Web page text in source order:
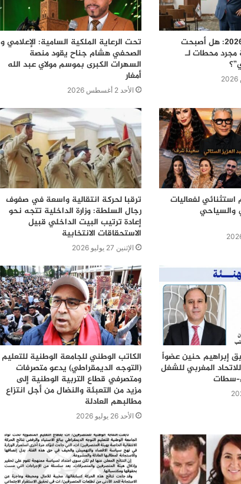
معركة 23 شتنبر 2026: هل أصبحت
مجرد محطات لـ
تحت الرعاية الملكية السامية: الإعلامي و
الصحفي هشام جناح يقود منصة
السهرات الكبرى بموسم مولاي عبد الله
أمغار
الأحد 2 أغسطس 2026
استثنائي لفعاليات
والسياحي
ترقبا لحركة انتقالية واسعة في صفوف
رجال السلطة: وزارة الداخلية تتجه نحو
إعادة ترتيب البيت الداخلي قبيل
الاستحقاقات الانتخابية
الإثنين 27 يوليو 2026
إبراهيم حنين عضواً
المغربي للشغل
الكاتب الوطني للجامعة الوطنية للتعليم
(التوجه الديمقراطي) يدعو متصرفات
ومتصرفي قطاع التربية الوطنية إلى
مزيد من التعبئة والنضال من أجل انتزاع
مطالبهم العادلة
الأحد 26 يوليو 2026